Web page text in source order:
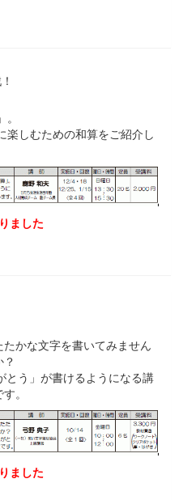
楽しむための和算をご紹介し
ました
かな文字を書いてみません
？
う」が書けるようになる講
。
ました